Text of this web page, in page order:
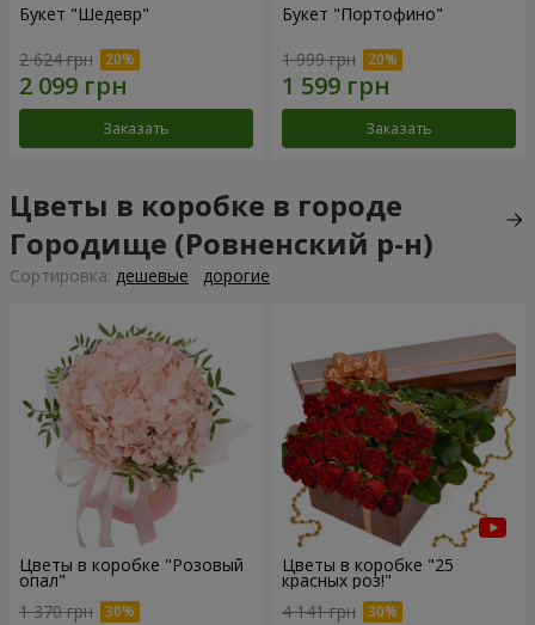
Букет "Шедевр"
2 624 грн
Заказать
Букет "Портофино"
1 999 грн
Заказать
Цветы в коробке в городе
Городище (Ровненский р-н)
Cортировка: дешевые дорогие
Цветы в коробке "Розовый
опал"
1 370 грн
Цветы в коробке "25
красных роз!"
4 141 грн